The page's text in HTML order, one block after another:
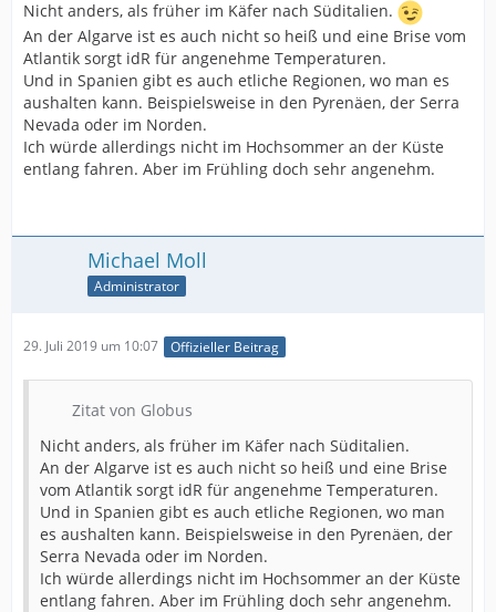
Nicht anders, als früher im Käfer nach Süditalien.
An der Algarve ist es auch nicht so heiß und eine Brise vom
Atlantik sorgt idR für angenehme Temperaturen.
Und in Spanien gibt es auch etliche Regionen, wo man es
aushalten kann. Beispielsweise in den Pyrenäen, der Serra
Nevada oder im Norden.
Ich würde allerdings nicht im Hochsommer an der Küste
entlang fahren. Aber im Frühling doch sehr angenehm.
Michael Moll
Administrator
29. Juli 2019 um 10:07 Offizieller Beitrag
Zitat von Globus
Nicht anders, als früher im Käfer nach Süditalien.
An der Algarve ist es auch nicht so heiß und eine Brise
vom Atlantik sorgt idR für angenehme Temperaturen.
Und in Spanien gibt es auch etliche Regionen, wo man
es aushalten kann. Beispielsweise in den Pyrenäen, der
Serra Nevada oder im Norden.
Ich würde allerdings nicht im Hochsommer an der Küste
entlang fahren. Aber im Frühling doch sehr angenehm.